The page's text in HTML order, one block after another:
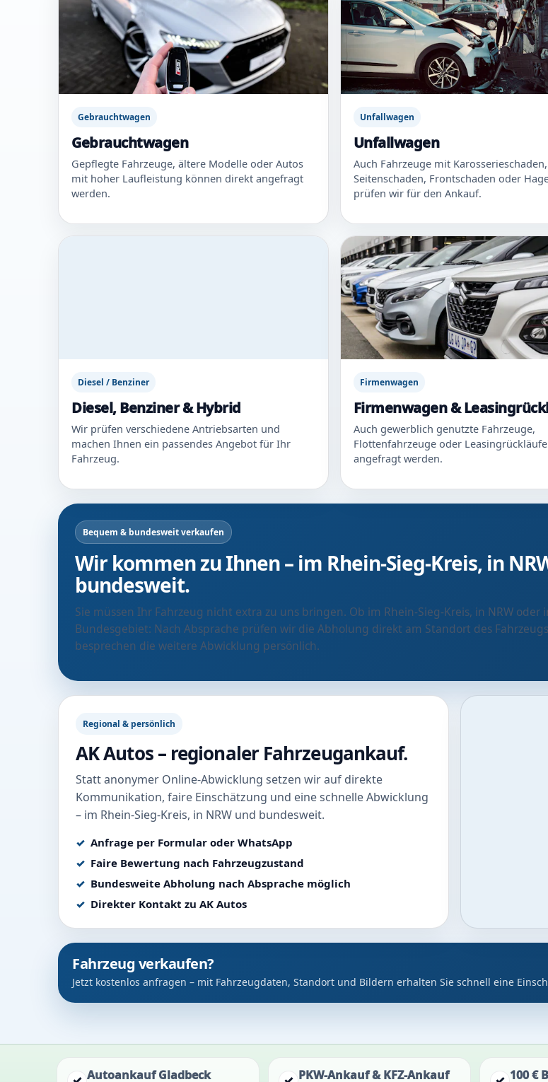
Gebrauchtwagen
Gebrauchtwagen
Gepflegte Fahrzeuge, ältere Modelle oder Autos
mit hoher Laufleistung können direkt angefragt
werden.
Unfallwagen
Unfallwagen
Auch Fahrzeuge mit Karosserieschaden,
Seitenschaden, Frontschaden oder
prüfen wir für den Ankauf.
Diesel / Benziner
Diesel, Benziner & Hybrid
Wir prüfen verschiedene Antriebsarten und
machen Ihnen ein passendes Angebot für Ihr
Fahrzeug.
Firmenwagen
Firmenwagen &
Auch gewerblich genutzte Fahrzeuge,
Flottenfahrzeuge oder
angefragt werden.
Bequem & bundesweit verkaufen
Wir kommen zu Ihnen – im Rhein-Sieg-Kreis, in
bundesweit.
Sie müssen Ihr Fahrzeug nicht extra zu uns bringen. Ob im Rhein-Sieg-Kreis, in NRW oder
Bundesgebiet: Nach Absprache prüfen wir die Abholung direkt am Standort des
besprechen die weitere Abwicklung persönlich.
Regional & persönlich
AK Autos – regionaler Fahrzeugankauf.
Statt anonymer Online-Abwicklung setzen wir auf direkte
Kommunikation, faire Einschätzung und eine schnelle Abwicklung
– im Rhein-Sieg-Kreis, in NRW und bundesweit.
Anfrage per Formular oder WhatsApp
Faire Bewertung nach Fahrzeugzustand
Bundesweite Abholung nach Absprache möglich
Direkter Kontakt zu AK Autos
Fahrzeug verkaufen?
Jetzt kostenlos anfragen – mit Fahrzeugdaten, Standort und Bildern erhalten Sie schnell eine
Autoankauf Gladbeck PKW-Ankauf & KFZ-Ankauf 100 €